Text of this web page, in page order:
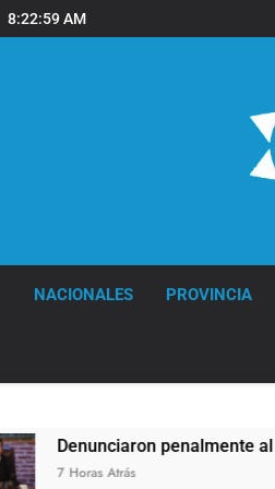
8:23:00 AM
NACIONALES PROVINCIA
Denunciaron penalmente al
7 Horas Atrás